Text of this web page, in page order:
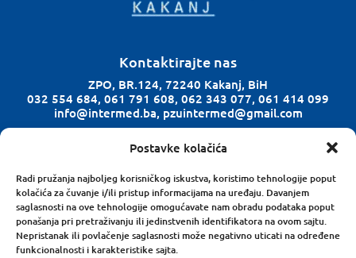
Postavke kolačića
Radi pružanja najboljeg korisničkog iskustva, koristimo tehnologije poput
kolačića za čuvanje i/ili pristup informacijama na uređaju. Davanjem
saglasnosti na ove tehnologije omogućavate nam obradu podataka poput
ponašanja pri pretraživanju ili jedinstvenih identifikatora na ovom sajtu.
Nepristanak ili povlačenje saglasnosti može negativno uticati na određene
funkcionalnosti i karakteristike sajta.
Kontaktirajte nas
ZPO, BR.124, 72240 Kakanj, BiH
032 554 684, 061 791 608, 062 343 077, 061 414 099
info@intermed.ba, pzuintermed@gmail.com
Radno vrijeme
Ponedjeljak-Petak: 08:00 h – 18:00 h
Subota: 08:00 h – 14:00 h
Zapratite nas na Facebooku